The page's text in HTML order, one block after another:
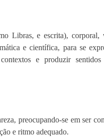
Libras, e escrita), corporal,
e científica, para se
e produzir
preocupando-se em ser
e ritmo adequado.